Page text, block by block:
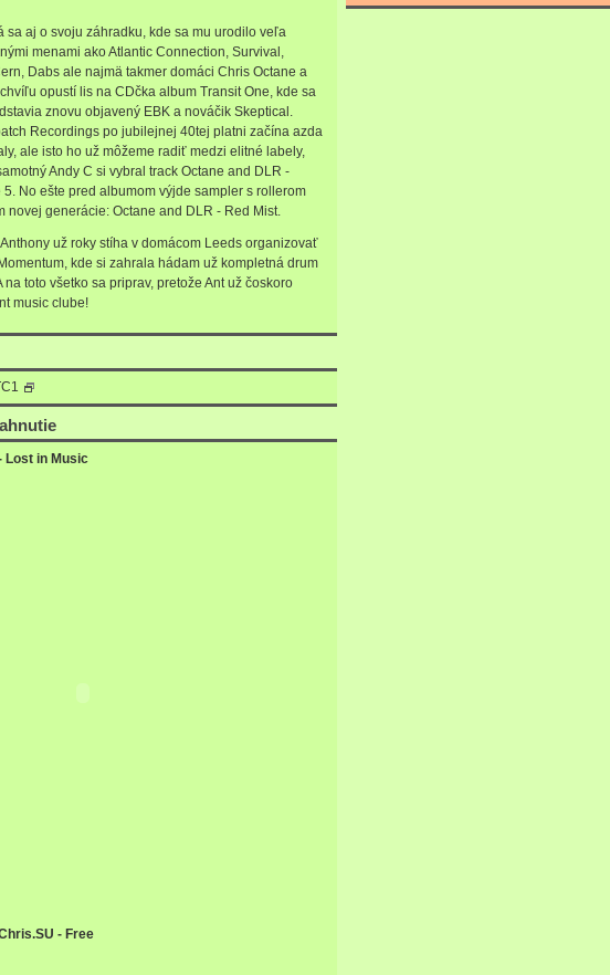
sa aj o svoju záhradku, kde sa mu urodilo veľa
menami ako Atlantic Connection, Survival,
Dabs ale najmä takmer domáci Chris Octane a
opustí lis na CDčka album Transit One, kde sa
znovu objavený EBK a nováčik Skeptical.
Recordings po jubilejnej 40tej platni začína azda
ale isto ho už môžeme radiť medzi elitné labely,
Andy C si vybral track Octane and DLR -
No ešte pred albumom výjde sampler s rollerom
novej generácie: Octane and DLR - Red Mist.
už roky stíha v domácom Leeds organizovať
kde si zahrala hádam už kompletná drum
toto všetko sa priprav, pretože Ant už čoskoro
music clube!
Lost in Music
- Free